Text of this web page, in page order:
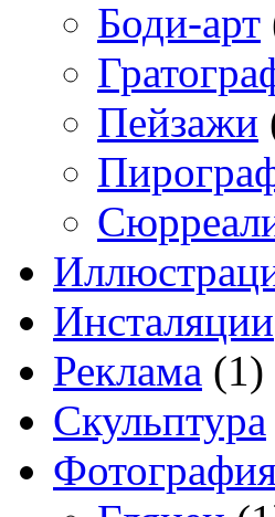
Боди-арт
Пейзажи
Инсталяции
Реклама (1)
Скульптура